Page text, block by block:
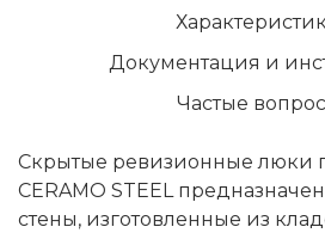
Документация и
Частые
Скрытые ревизионные люки
CERAMO STEEL
стены, изготовленные из